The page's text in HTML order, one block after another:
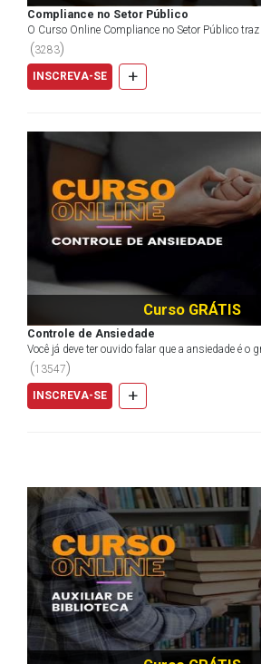
Compliance no Setor Público
O Curso Online Compliance no Setor Público traz
mas pouco abordado — ainda — no âmbito da
(3283)
INSCREVA-SE +
Curso GRÁTIS
Controle de Ansiedade
Você já deve ter ouvido falar que a ansiedade é o
21, certo? E não é para menos. Com uma deman...
(13547)
INSCREVA-SE +